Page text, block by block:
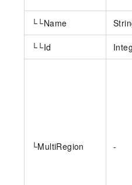
└└Name
└└Id
└MultiRegion -